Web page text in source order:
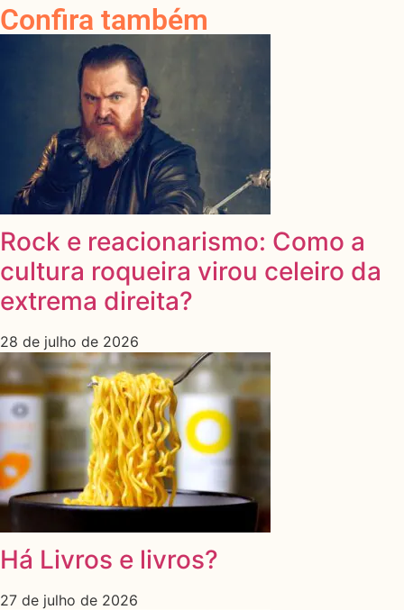
Confira também
Rock e reacionarismo: Como a
cultura roqueira virou celeiro da
extrema direita?
28 de julho de 2026
Há Livros e livros?
27 de julho de 2026